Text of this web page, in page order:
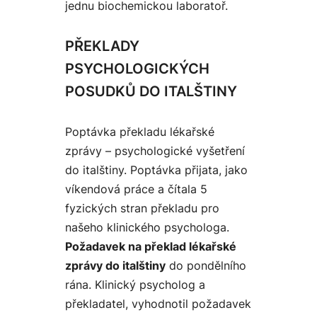
jednu biochemickou laboratoř.
PŘEKLADY
PSYCHOLOGICKÝCH
POSUDKŮ DO ITALŠTINY
Poptávka překladu lékařské
zprávy – psychologické vyšetření
do italštiny. Poptávka přijata, jako
víkendová práce a čítala 5
fyzických stran překladu pro
našeho klinického psychologa.
Požadavek na překlad lékařské
zprávy do italštiny do pondělního
rána. Klinický psycholog a
překladatel, vyhodnotil požadavek